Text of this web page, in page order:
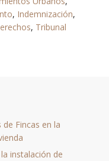
, Indemnización,
, Tribunal
Fincas en la
instalación de